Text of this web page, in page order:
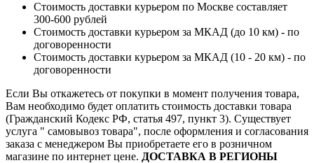
Стоимость доставки курьером по Москве составляет
300-600 рублей
Стоимость доставки курьером за МКАД (до 10 км) - по
договоренности
Стоимость доставки курьером за МКАД (10 - 20 км) - по
договоренности
Если Вы откажетесь от покупки в момент получения товара,
Вам необходимо будет оплатить стоимость доставки товара
(Гражданский Кодекс РФ, статья 497, пункт 3). Существует
услуга " самовывоз товара", после оформления и согласования
заказа с менеджером Вы приобретаете его в розничном
магазине по интернет цене. ДОСТАВКА В РЕГИОНЫ